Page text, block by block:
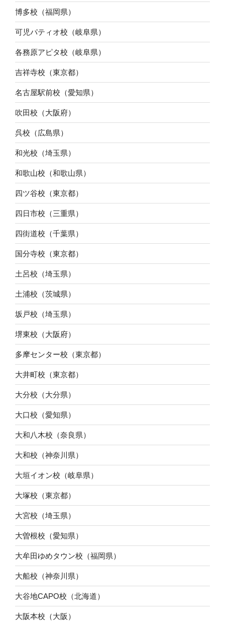
博多校（福岡県）
可児パティオ校（岐阜県）
各務原アピタ校（岐阜県）
吉祥寺校（東京都）
名古屋駅前校（愛知県）
吹田校（大阪府）
呉校（広島県）
和光校（埼玉県）
和歌山校（和歌山県）
四ツ谷校（東京都）
四日市校（三重県）
四街道校（千葉県）
国分寺校（東京都）
土呂校（埼玉県）
土浦校（茨城県）
坂戸校（埼玉県）
堺東校（大阪府）
多摩センター校（東京都）
大井町校（東京都）
大分校（大分県）
大口校（愛知県）
大和八木校（奈良県）
大和校（神奈川県）
大垣イオン校（岐阜県）
大塚校（東京都）
大宮校（埼玉県）
大曽根校（愛知県）
大牟田ゆめタウン校（福岡県）
大船校（神奈川県）
大谷地CAPO校（北海道）
大阪本校（大阪）